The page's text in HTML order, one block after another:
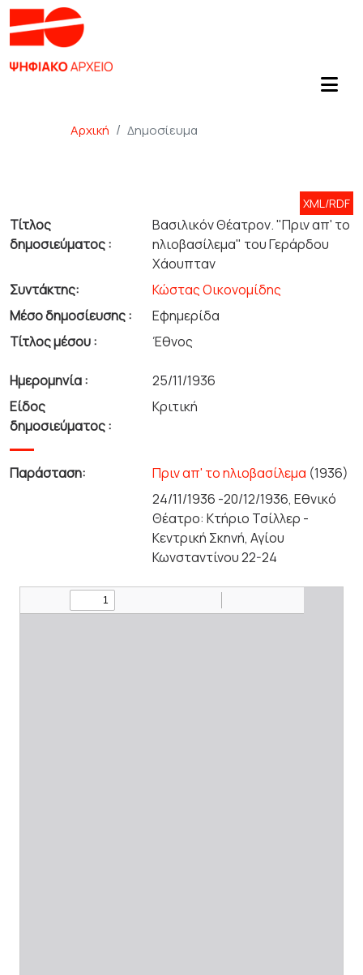
Αρχική Δημοσίευμα
XML/RDF
Τίτλος
δημοσιεύματος :
Βασιλικόν Θέατρον. "Πριν απ' το
ηλιοβασίλεμα" του Γεράρδου
Χάουπταν
Συντάκτης:
Κώστας Οικονομίδης
Μέσο δημοσίευσης :
Εφημερίδα
Τίτλος μέσου :
Έθνος
Ημερομηνία :
25/11/1936
Είδος
δημοσιεύματος :
Κριτική
Παράσταση: Πριν απ' το ηλιοβασίλεμα (1936)
24/11/1936 -20/12/1936, Εθνικό
Θέατρο: Κτήριο Τσίλλερ -
Κεντρική Σκηνή, Αγίου
Κωνσταντίνου 22-24